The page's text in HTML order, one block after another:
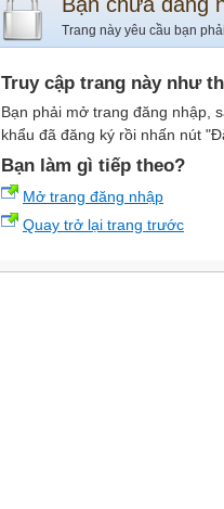
Trang này yêu cầu bạn
Truy cập trang này như
Bạn phải mở trang đăng nhập,
khẩu đã đăng ký rồi nhấn nút
Bạn làm gì tiếp theo?
Mở trang đăng nhập
Quay trở lại trang trước